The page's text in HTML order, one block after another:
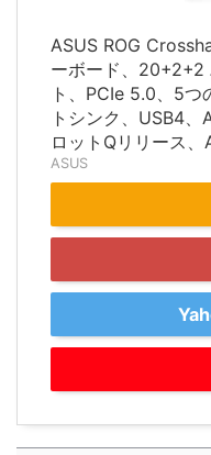
ASUS ROG
ーボード、20+2+2
ト、PCIe 5.0、5
トシンク、USB4
ロットQリリース
ASUS